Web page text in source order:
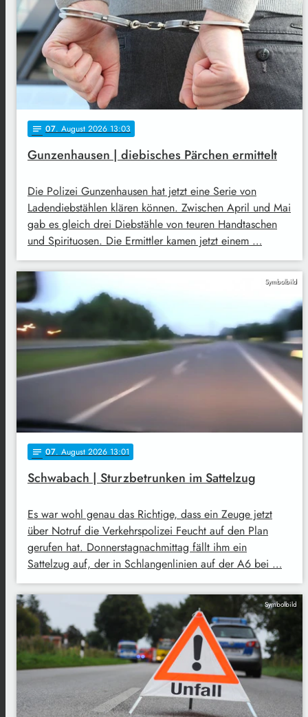
notes 07. August 2026 13:03
Gunzenhausen | diebisches Pärchen ermittelt
Die Polizei Gunzenhausen hat jetzt eine Serie von
Ladendiebstählen klären können. Zwischen April und Mai
gab es gleich drei Diebstähle von teuren Handtaschen
und Spirituosen. Die Ermittler kamen jetzt einem …
Symbolbild
notes 07. August 2026 13:01
Schwabach | Sturzbetrunken im Sattelzug
Es war wohl genau das Richtige, dass ein Zeuge jetzt
über Notruf die Verkehrspolizei Feucht auf den Plan
gerufen hat. Donnerstagnachmittag fällt ihm ein
Sattelzug auf, der in Schlangenlinien auf der A6 bei …
Symbolbild